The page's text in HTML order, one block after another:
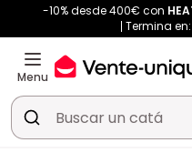
-10% desde 400€ con
Termina en:
Menu